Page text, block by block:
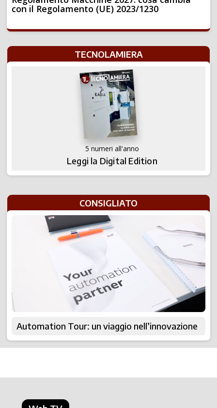
con il Regolamento (UE) 2023/1230
TECNOLAMIERA
5 numeri all'anno
Leggi la Digital Edition
CONSIGLIATO
Automation Tour: un viaggio nell’innovazione